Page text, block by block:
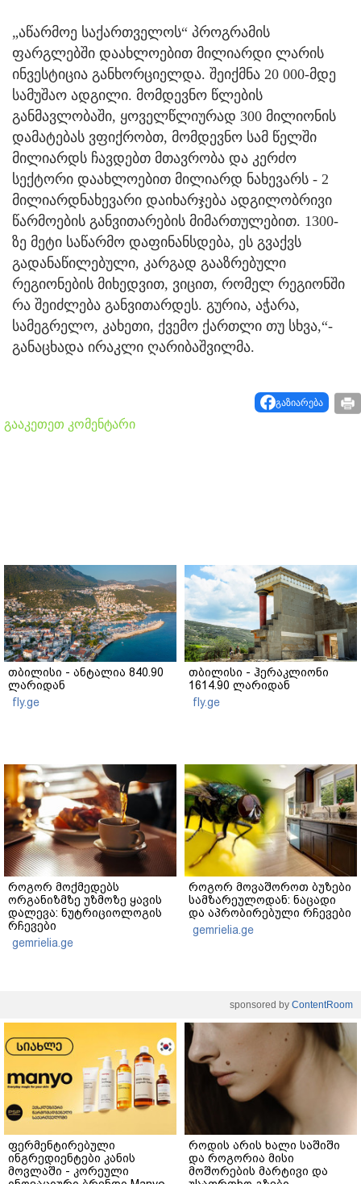
„აწარმოე საქართველოს“ პროგრამის
ფარგლებში დაახლოებით მილიარდი ლარის
ინვესტიცია განხორციელდა. შეიქმნა 20 000-მდე
სამუშაო ადგილი. მომდევნო წლების
განმავლობაში, ყოველწლიურად 300 მილიონის
დამატებას ვფიქრობთ, მომდევნო სამ წელში
მილიარდს ჩავდებთ მთავრობა და კერძო
სექტორი დაახლოებით მილიარდ ნახევარს - 2
მილიარდნახევარი დაიხარჯება ადგილობრივი
წარმოების განვითარების მიმართულებით. 1300-
ზე მეტი საწარმო დაფინანსდება, ეს გვაქვს
გადანაწილებული, კარგად გააზრებული
რეგიონების მიხედვით, ვიცით, რომელ რეგიონში
რა შეიძლება განვითარდეს. გურია, აჭარა,
სამეგრელო, კახეთი, ქვემო ქართლი თუ სხვა,“-
განაცხადა ირაკლი ღარიბაშვილმა.
გაზიარება
გააკეთეთ კომენტარი
თბილისი - ანტალია 840.90
ლარიდან
fly.ge
თბილისი - ჰერაკლიონი
1614.90 ლარიდან
fly.ge
როგორ მოქმედებს
ორგანიზმზე უზმოზე ყავის
დალევა: ნუტრიციოლოგის
რჩევები
gemrielia.ge
როგორ მოვაშოროთ ბუზები
სამზარეულოდან: ნაცადი
და აპრობირებული რჩევები
gemrielia.ge
sponsored by ContentRoom
ფერმენტირებული
ინგრედიენტები კანის
მოვლაში - კორეული
როდის არის ხალი საშიში
და როგორია მისი
მოშორების მარტივი და